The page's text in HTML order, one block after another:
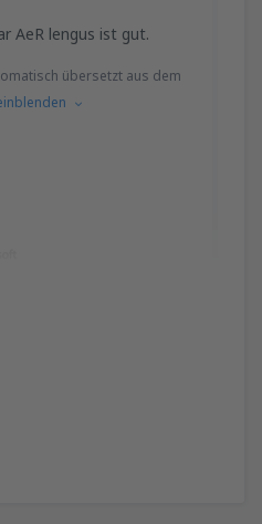
AeR lengus ist gut.
übersetzt aus dem